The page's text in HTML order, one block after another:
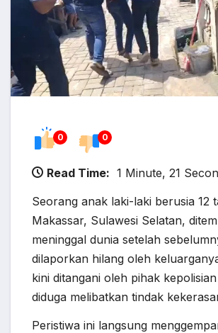
0 0
Read Time: 1 Minute, 21
Seorang anak laki-laki berusia 12
Makassar, Sulawesi Selatan,
meninggal dunia setelah
dilaporkan hilang oleh
kini ditangani oleh pihak
diduga melibatkan tindak
Peristiwa ini langsung